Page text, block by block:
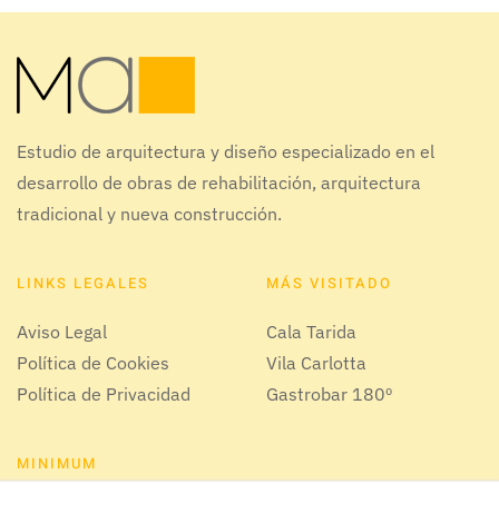
Estudio de arquitectura y diseño especializado en el
desarrollo de obras de rehabilitación, arquitectura
tradicional y nueva construcción.
LINKS LEGALES
Aviso Legal
Política de Cookies
Política de Privacidad
MÁS VISITADO
Cala Tarida
Vila Carlotta
Gastrobar 180º
MINIMUM